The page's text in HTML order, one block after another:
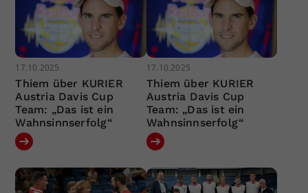
17.10.2025
Thiem über KURIER
Austria Davis Cup
Team: „Das ist ein
Wahnsinnserfolg“
17.10.2025
Thiem über KURIER
Austria Davis Cup
Team: „Das ist ein
Wahnsinnserfolg“